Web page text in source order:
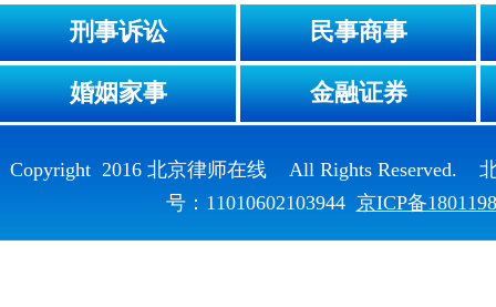
刑事诉讼 民事商事
婚姻家事 金融证券
Copyright 2016 北京律师在线 All Rights Reserved.
号：11010602103944 京ICP备